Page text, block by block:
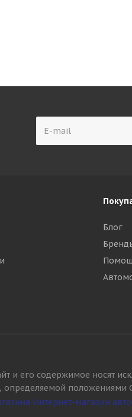
Блог
и его содержимое носят
положениями